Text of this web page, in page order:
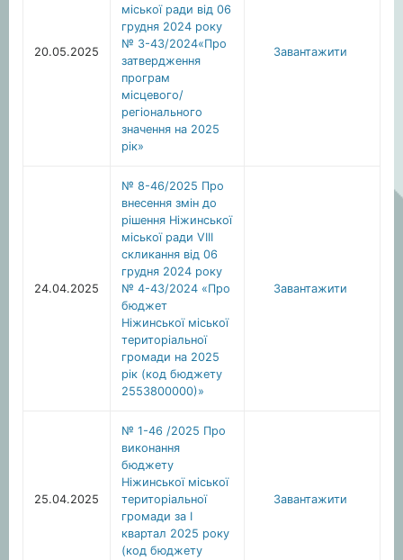
20.05.2025
міської ради від 06
грудня 2024 року
№ 3-43/2024«Про
затвердження
програм
місцевого/
регіонального
значення на 2025
рік»
Завантажити
24.04.2025
№ 8-46/2025 Про
внесення змін до
рішення Ніжинської
міської ради VІІІ
скликання від 06
грудня 2024 року
№ 4-43/2024 «Про
бюджет
Ніжинської міської
територіальної
громади на 2025
рік (код бюджету
2553800000)»
Завантажити
25.04.2025
№ 1-46 /2025 Про
виконання
бюджету
Ніжинської міської
територіальної
громади за І
квартал 2025 року
(код бюджету
Завантажити